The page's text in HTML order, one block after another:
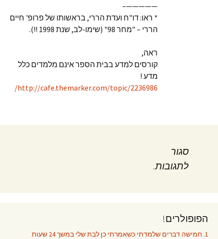
—————–
* ראו: דו"ח ועדת הררי, בראשותו של פרופ' חיים
הררי – "מחר 98" (שימו-לב, שנת 1998 !!).
ראה,
קורסים למדע בבית הספר אינם מלמדים כלל
מדע !
http://cafe.themarker.com/topic/2236986/
סגור
לתגובות.
הפופולרים!
1. חמישה דברים שלמדתי כשאמרתי כן לבת שלי במשך 24 שעות